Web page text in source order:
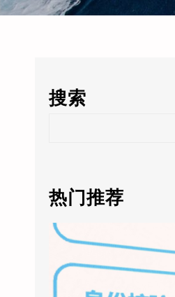
搜索
c
h
热门推荐
2026年3月底，上